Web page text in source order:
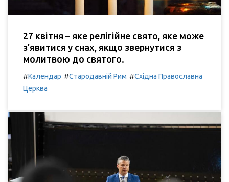
27 квітня – яке релігійне свято, яке може
з’явитися у снах, якщо звернутися з
молитвою до святого.
#Календар #Стародавній Рим #Східна Православна
Церква